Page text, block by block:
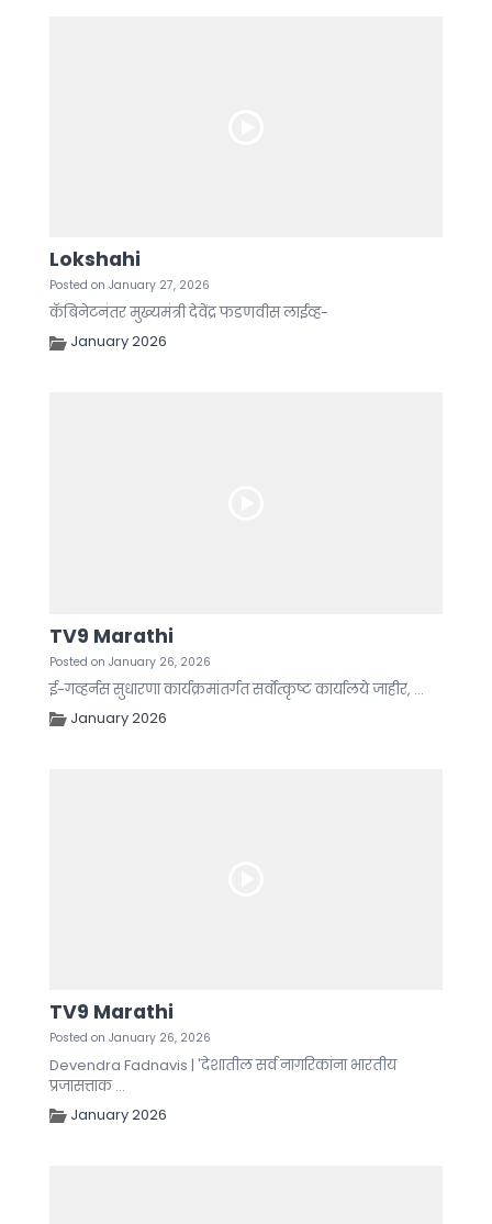
Lokshahi
Posted on January 27, 2026
कॅबिनेटनंतर मुख्यमंत्री देवेंद्र फडणवीस लाईव्ह-
January 2026
TV9 Marathi
Posted on January 26, 2026
ई-गव्हर्नस सुधारणा कार्यक्रमांतर्गत सर्वोत्कृष्ट कार्यालये जाहीर, ...
January 2026
TV9 Marathi
Posted on January 26, 2026
Devendra Fadnavis | 'देशातील सर्व नागरिकांना भारतीय
प्रजासत्ताक ...
January 2026